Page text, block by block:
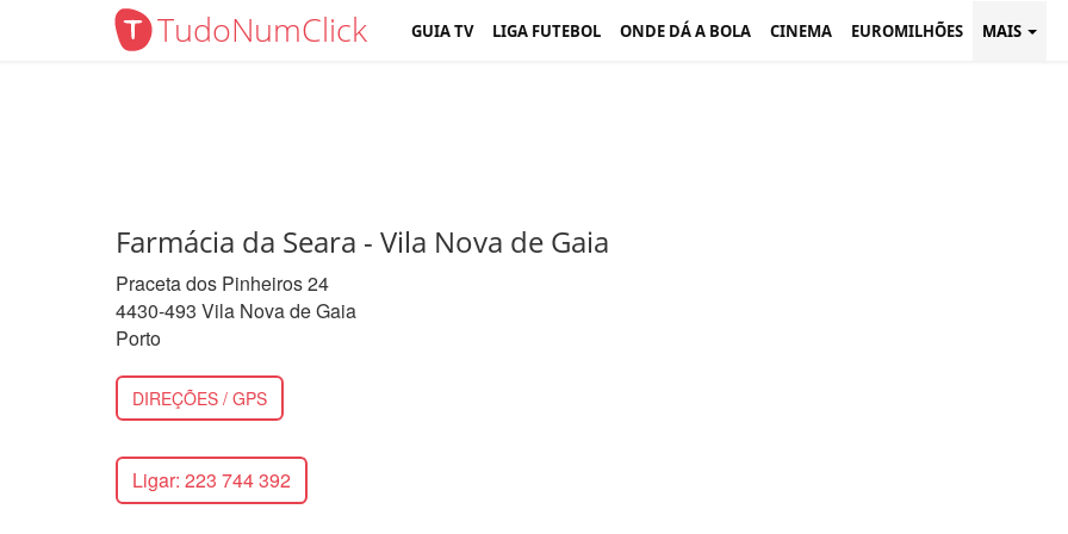
TudoNumClick GUIA TV LIGA FUTEBOL ONDE DÁ A BOLA CINEMA EUROMILHÕES MAIS
Farmácia da Seara - Vila Nova de Gaia
Praceta dos Pinheiros 24
4430-493 Vila Nova de Gaia
Porto
DIREÇÕES / GPS
Ligar: 223 744 392